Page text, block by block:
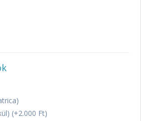
(+2.000 Ft)